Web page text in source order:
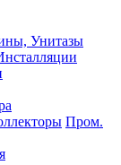
Унитазы
Пром.